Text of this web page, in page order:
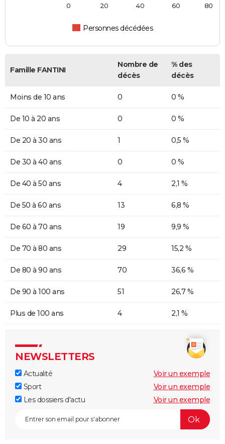
Personnes décédées
0 20 40 60 80
Famille FANTINI
Nombre de
décès
% des
décès
Moins de 10 ans 0 0 %
De 10 à 20 ans 0 0 %
De 20 à 30 ans 1 0,5 %
De 30 à 40 ans 0 0 %
De 40 à 50 ans 4 2,1 %
De 50 à 60 ans 13 6,8 %
De 60 à 70 ans 19 9,9 %
De 70 à 80 ans 29 15,2 %
De 80 à 90 ans 70 36,6 %
De 90 à 100 ans 51 26,7 %
Plus de 100 ans 4 2,1 %
NEWSLETTERS
Actualité
Voir un exemple
Sport
Voir un exemple
Les dossiers d'actu
Voir un exemple